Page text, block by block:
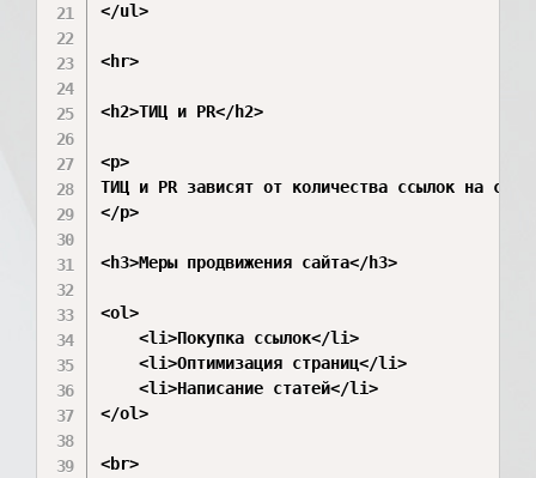
</ul>
<hr>
<h2>ТИЦ и PR</h2>
<p>
ТИЦ и PR зависят от количества ссылок на
</p>
<h3>Меры продвижения сайта</h3>
<ol>
    <li>Покупка ссылок</li>
    <li>Оптимизация страниц</li>
    <li>Написание статей</li>
</ol>
<br>